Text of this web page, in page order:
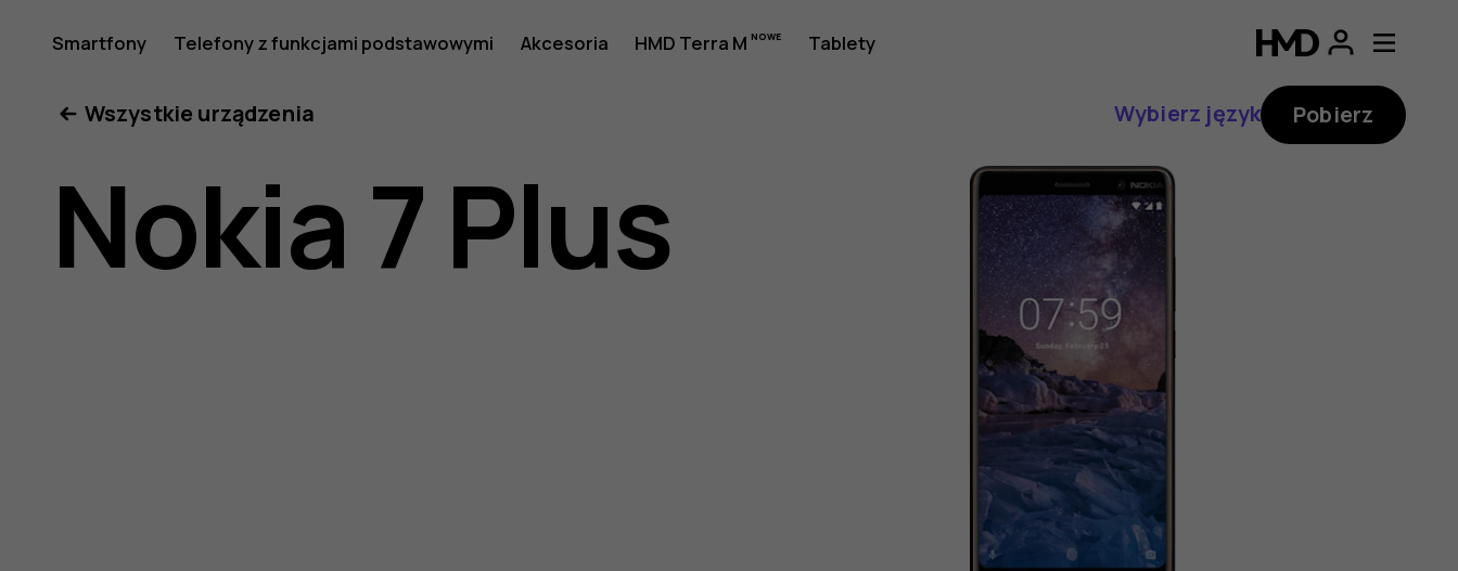
Instrukcja
obsługi
telefonu
Smartfony Telefony z funkcjami podstawowymi Akcesoria HMD Terra M Tablety
Wszystkie urządzenia
Wybierz język Pobierz
Nokia 7 Plus